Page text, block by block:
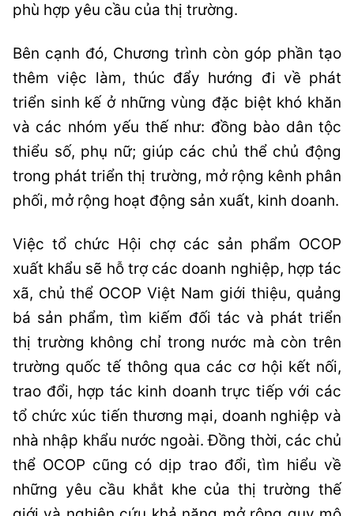
phù hợp yêu cầu của thị trường.
Bên cạnh đó, Chương trình còn góp phần tạo
thêm việc làm, thúc đẩy hướng đi về phát
triển sinh kế ở những vùng đặc biệt khó khăn
và các nhóm yếu thế như: đồng bào dân tộc
thiểu số, phụ nữ; giúp các chủ thể chủ động
trong phát triển thị trường, mở rộng kênh phân
phối, mở rộng hoạt động sản xuất, kinh doanh.
Việc tổ chức Hội chợ các sản phẩm OCOP
xuất khẩu sẽ hỗ trợ các doanh nghiệp, hợp tác
xã, chủ thể OCOP Việt Nam giới thiệu, quảng
bá sản phẩm, tìm kiếm đối tác và phát triển
thị trường không chỉ trong nước mà còn trên
trường quốc tế thông qua các cơ hội kết nối,
trao đổi, hợp tác kinh doanh trực tiếp với các
tổ chức xúc tiến thương mại, doanh nghiệp và
nhà nhập khẩu nước ngoài. Đồng thời, các chủ
thể OCOP cũng có dịp trao đổi, tìm hiểu về
những yêu cầu khắt khe của thị trường thế